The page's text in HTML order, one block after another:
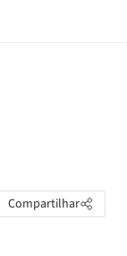
Compartilhar